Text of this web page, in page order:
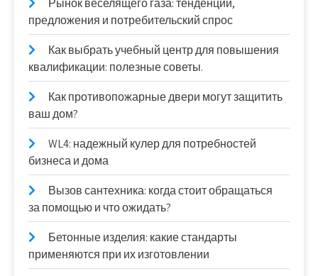
Рынок веселящего газа: тенденции,
предложения и потребительский спрос
Как выбрать учебный центр для повышения
квалификации: полезные советы.
Как противопожарные двери могут защитить
ваш дом?
WL4: надежный кулер для потребностей
бизнеса и дома
Вызов сантехника: когда стоит обращаться
за помощью и что ожидать?
Бетонные изделия: какие стандарты
применяются при их изготовлении